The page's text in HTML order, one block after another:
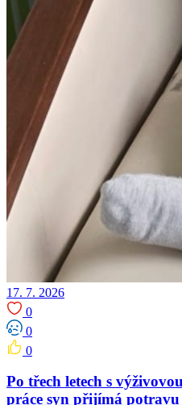
17. 7. 2026
0
0
0
Po třech letech s
práce syn přijímá